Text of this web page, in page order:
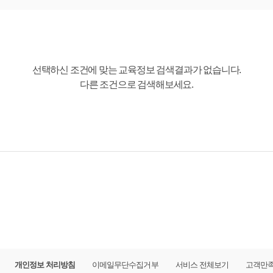
선택하신 조건에 맞는 교육정보 검색결과가 없습니다.
다른 조건으로 검색해보세요.
개인정보 처리방침 이메일무단수집거부 서비스 전체보기 고객만